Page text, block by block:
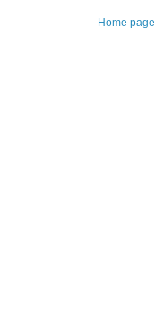
Home page